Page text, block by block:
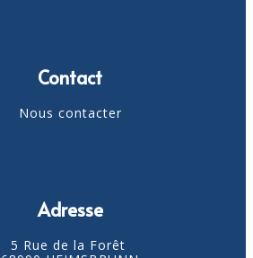
Contact
Nous contacter
Adresse
5 Rue de la Forêt